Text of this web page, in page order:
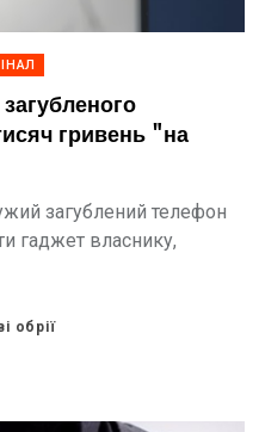
загубленого
гривень "на
загублений телефон
гаджет власнику,
обрії